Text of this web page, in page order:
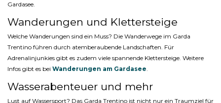
Gardasee.
Wanderungen und Klettersteige
Welche Wanderungen sind ein Muss? Die Wanderwege im Garda
Trentino führen durch atemberaubende Landschaften. Für
Adrenalinjunkies gibt es zudem viele spannende Klettersteige. Weitere
Infos gibt es bei Wanderungen am Gardasee
Wasserabenteuer und mehr
Lust auf Wassersport? Das Garda Trentino ist nicht nur ein Traumziel für